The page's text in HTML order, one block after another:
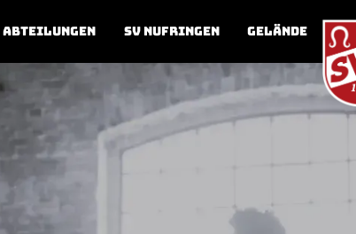
Abteilungen SV Nufringen Gelände